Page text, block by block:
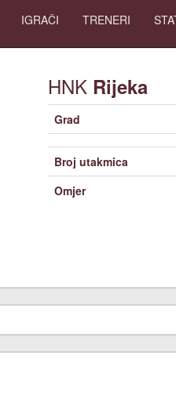
IGRAČI TRENERI
HNK Rijeka
Grad
Broj utakmica
Omjer